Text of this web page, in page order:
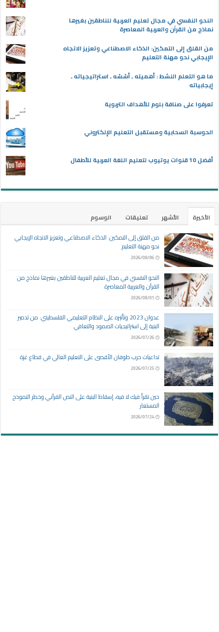
النحو النفسي في مجال تعليم العربية للناطقين بغيرها
نماذج من القرآن والعربية المعاصرة
من القلق إلى التمكين: الذكاء الاصطناعي وتعزيز الاتجاه
الإيجابي نحو مهنة التعليم
ما هو التعلم النشط : أهميته ـ أسُسُه ـ استراتيجياته ـ
إيجابياته
تعرفوا على صنافة بلوم للأهداف التربوية
الحوسبة السحابية ومستقبل التعليم الإلكتروني
أفضل 10 قنوات يوتيوب لتعليم اللغة العربية للأطفال
الأخيرة الأشهر تعليقات
الوسوم
من القلق إلى التمكين: الذكاء الاصطناعي وتعزيز الاتجاه الإيجابي
نحو مهنة التعليم
2026/08/06
النحو النفسي في مجال تعليم العربية للناطقين بغيرها نماذج من
القرآن والعربية المعاصرة
2026/08/01
عدوان 2023 وتأثيره على النظام التعليمي الفلسطيني: من تدمير
البنية إلى استراتيجيات الصمود والتعافي
2026/07/26
تداعيات حرب طوفان الأقصى على التعليم العالي في قطاع غزة
2026/07/25
حين تقرأ فيك لا فيه، إسقاط البنية على النص القرآني وخطر النموذج
المستعار
2026/07/24